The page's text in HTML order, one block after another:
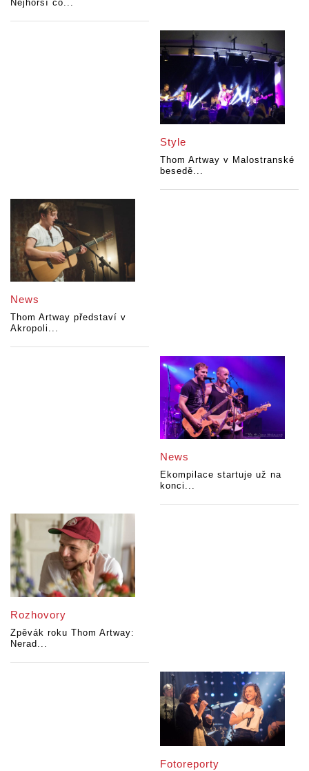
Nejhorší co...
Style
Thom Artway v Malostranské
besedě...
News
Thom Artway představí v
Akropoli...
News
Ekompilace startuje už na
konci...
Rozhovory
Zpěvák roku Thom Artway:
Nerad...
Fotoreporty